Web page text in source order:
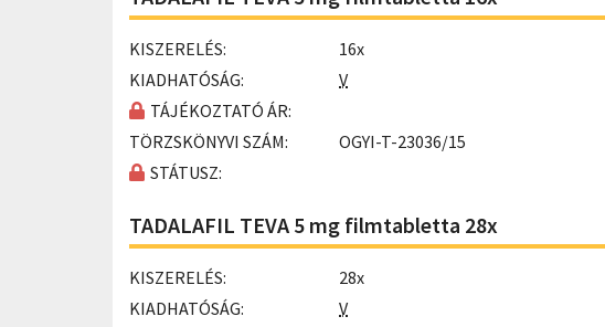
KISZERELÉS:
16x
KIADHATÓSÁG:
V
TÁJÉKOZTATÓ ÁR:
TÖRZSKÖNYVI SZÁM:
OGYI-T-23036/15
STÁTUSZ:
TADALAFIL TEVA 5 mg filmtabletta 28x
KISZERELÉS:
28x
KIADHATÓSÁG:
V